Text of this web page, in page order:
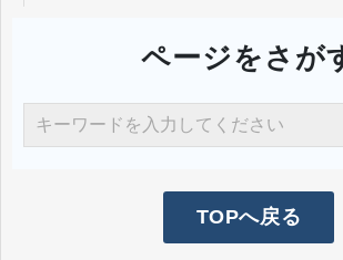
ページをさが
TOPへ戻る